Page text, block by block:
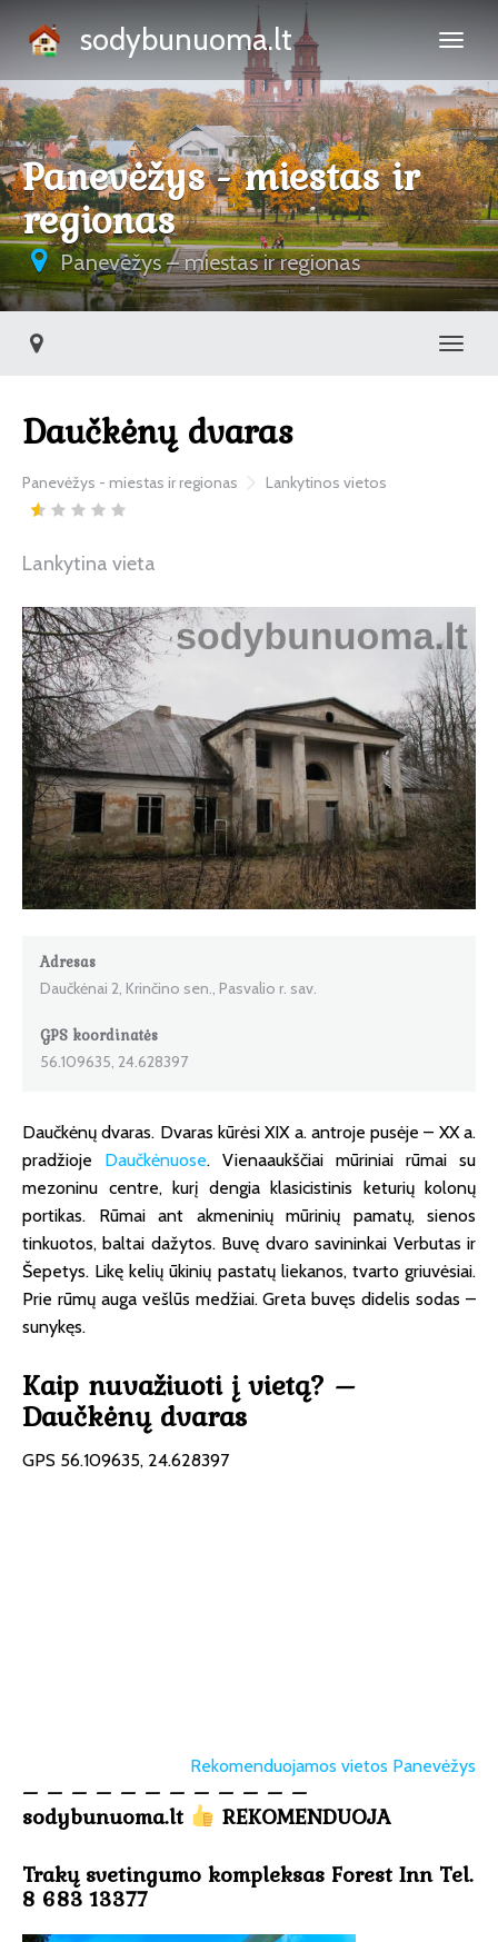
sodybunuoma.lt
Panevėžys - miestas ir
regionas
Panevėžys – miestas ir regionas
Daučkėnų dvaras
Panevėžys - miestas ir regionas Lankytinos vietos
Lankytina vieta
Adresas
Daučkėnai 2, Krinčino sen., Pasvalio r. sav.
GPS koordinatės
56.109635, 24.628397
Daučkėnų dvaras. Dvaras kūrėsi XIX a. antroje pusėje – XX a.
pradžioje Daučkėnuose. Vienaaukščiai mūriniai rūmai su
mezoninu centre, kurį dengia klasicistinis keturių kolonų
portikas. Rūmai ant akmeninių mūrinių pamatų, sienos
tinkuotos, baltai dažytos. Buvę dvaro savininkai Verbutas ir
Šepetys. Likę kelių ūkinių pastatų liekanos, tvarto griuvėsiai.
Prie rūmų auga vešlūs medžiai. Greta buvęs didelis sodas –
sunykęs.
Kaip nuvažiuoti į vietą? –
Daučkėnų dvaras
GPS 56.109635, 24.628397
Rekomenduojamos vietos Panevėžys
– – – – – – – – – – – –
sodybunuoma.lt
REKOMENDUOJA
Trakų svetingumo kompleksas Forest Inn Tel.
8 683 13377